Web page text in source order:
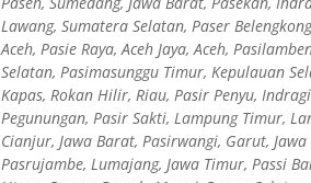
Lawang, Sumatera Selatan, Paser
Aceh, Pasie Raya, Aceh Jaya, Aceh,
Selatan, Pasimasunggu Timur, Kepulauan
Kapas, Rokan Hilir, Riau, Pasir Penyu,
Pegunungan, Pasir Sakti, Lampung Timur,
Cianjur, Jawa Barat, Pasirwangi, Garut,
Pasrujambe, Lumajang, Jawa Timur, Passi